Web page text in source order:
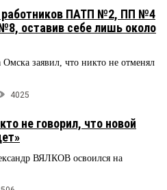
работников ПАТП №2, ПП №4
оставив себе лишь около
Омска заявил, что никто не отменял
4025
не говорил, что новой
ВЯЛКОВ освоился на